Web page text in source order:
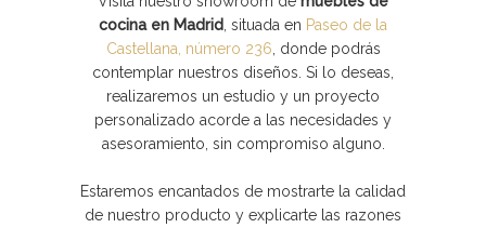
cocina en Madrid , situada en Paseo de la
Castellana, número 236 , donde podrás
contemplar nuestros diseños. Si lo deseas,
realizaremos un estudio y un proyecto
personalizado acorde a las necesidades y
asesoramiento, sin compromiso alguno.
Estaremos encantados de mostrarte la calidad
de nuestro producto y explicarte las razones